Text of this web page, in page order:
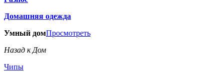
Домашняя одежда
Умный домПросмотреть
Назад к Дом
Чипы